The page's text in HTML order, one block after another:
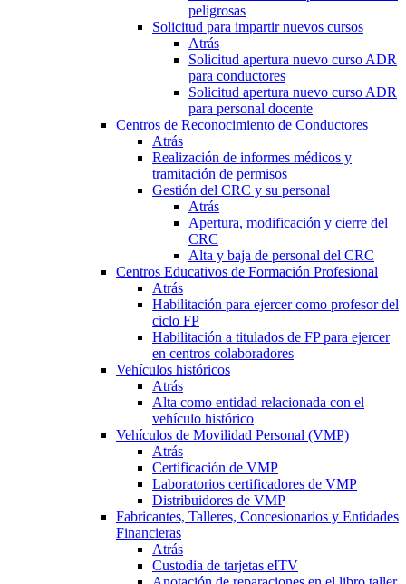
peligrosas
Solicitud para impartir nuevos cursos
Atrás
Solicitud apertura nuevo curso ADR
para conductores
Solicitud apertura nuevo curso ADR
para personal docente
Centros de Reconocimiento de Conductores
Atrás
Realización de informes médicos y
tramitación de permisos
Gestión del CRC y su personal
Atrás
Apertura, modificación y cierre del
CRC
Alta y baja de personal del CRC
Centros Educativos de Formación Profesional
Atrás
Habilitación para ejercer como profesor del
ciclo FP
Habilitación a titulados de FP para ejercer
en centros colaboradores
Vehículos históricos
Atrás
Alta como entidad relacionada con el
vehículo histórico
Vehículos de Movilidad Personal (VMP)
Atrás
Certificación de VMP
Laboratorios certificadores de VMP
Distribuidores de VMP
Fabricantes, Talleres, Concesionarios y Entidades
Financieras
Atrás
Custodia de tarjetas eITV